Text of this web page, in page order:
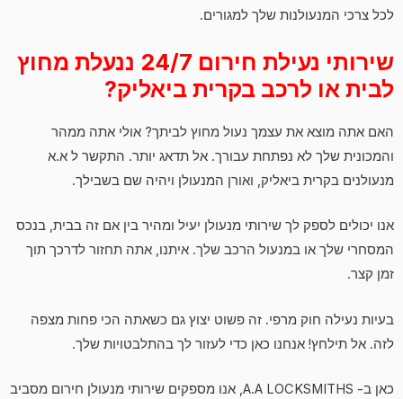
לכל צרכי המנעולנות שלך למגורים.
שירותי נעילת חירום 24/7 ננעלת מחוץ
לבית או לרכב בקרית ביאליק?
האם אתה מוצא את עצמך נעול מחוץ לביתך? אולי אתה ממהר
והמכונית שלך לא נפתחת עבורך. אל תדאג יותר. התקשר ל א.א
מנעולנים בקרית ביאליק, ואורן המנעולן ויהיה שם בשבילך.
אנו יכולים לספק לך שירותי מנעולן יעיל ומהיר בין אם זה בבית, בנכס
המסחרי שלך או במנעול הרכב שלך. איתנו, אתה תחזור לדרכך תוך
זמן קצר.
בעיות נעילה חוק מרפי. זה פשוט יצוץ גם כשאתה הכי פחות מצפה
לזה. אל תילחץ! אנחנו כאן כדי לעזור לך בהתלבטויות שלך.
כאן ב- A.A LOCKSMITHS, אנו מספקים שירותי מנעולן חירום מסביב